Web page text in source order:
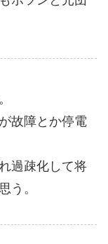
故障とか停電
過疎化して将
う。